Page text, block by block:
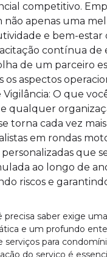
competitivo.
apenas uma
e bem-estar
contínua de
de um parceiro
aspectos
O que
qualquer
torna cada vez
em rondas
que
ao longo de
riscos e
precisa saber exige
e um profundo
para
do serviço é